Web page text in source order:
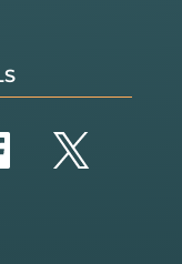
Twitter